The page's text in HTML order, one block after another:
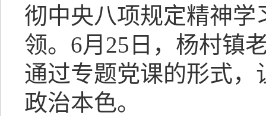
彻中央八项规定精神
领。6月25日，杨村镇
通过专题党课的形式
政治本色。